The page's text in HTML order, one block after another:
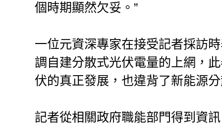
個時期顯然欠妥。”
一位元資深專家在接受記者採訪
調自建分散式光伏電量的上網，
伏的真正發展，也違背了新能源
記者從相關政府職能部門得到資